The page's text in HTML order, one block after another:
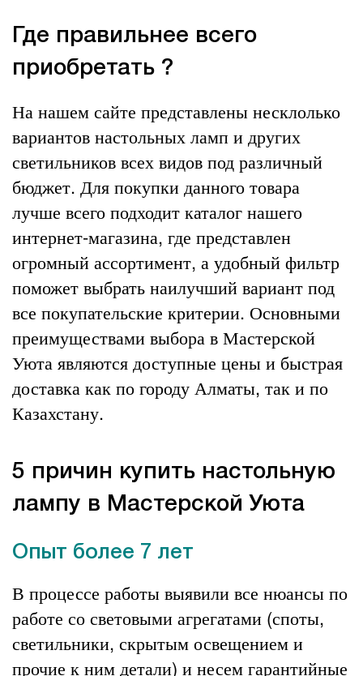
Где правильнее всего
приобретать ?
На нашем сайте представлены несклолько
вариантов настольных ламп и других
светильников всех видов под различный
бюджет. Для покупки данного товара
лучше всего подходит каталог нашего
интернет-магазина, где представлен
огромный ассортимент, а удобный фильтр
поможет выбрать наилучший вариант под
все покупательские критерии. Основными
преимуществами выбора в Мастерской
Уюта являются доступные цены и быстрая
доставка как по городу Алматы, так и по
Казахстану.
5 причин купить настольную
лампу в Мастерской Уюта
Опыт более 7 лет
В процессе работы выявили все нюансы по
работе со световыми агрегатами (споты,
светильники, скрытым освещением и
прочие к ним детали) и несем гарантийные